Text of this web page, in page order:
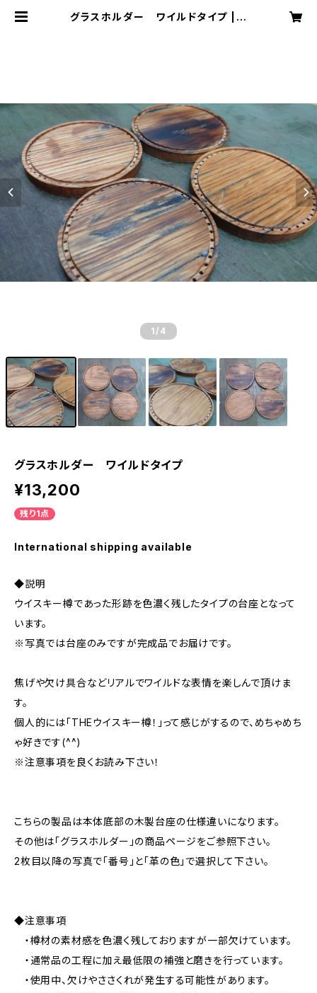
グラスホルダー ワイルドタイプ | h
1 /4
グラスホルダー ワイルドタイプ
¥13,200
残り1点
International shipping available
◆説明
ウイスキー樽であった形跡を色濃く残したタイプの台座となって
います。
※写真では台座のみですが完成品でお届けです。
焦げや欠け具合などリアルでワイルドな表情を楽しんで頂けま
す。
個人的には「THEウイスキー樽！」って感じがするので、めちゃめち
ゃ好きです(^^)
※注意事項を良くお読み下さい！
こちらの製品は本体底部の木製台座の仕様違いになります。
その他は「グラスホルダー」の商品ページをご参照下さい。
2枚目以降の写真で「番号」と「革の色」で選択して下さい。
◆注意事項
・樽材の素材感を色濃く残しておりますが一部欠けています。
・通常品の工程に加え最低限の補強と磨きを行っています。
・使用中、欠けやささくれが発生する可能性があります。